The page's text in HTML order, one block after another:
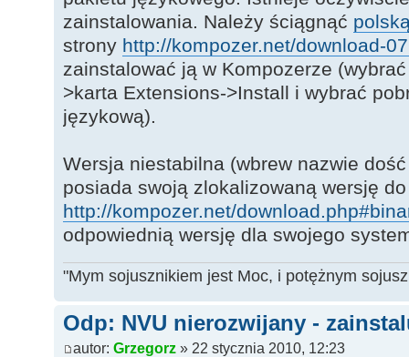
zainstalowania. Należy ściągnąć
strony http://kompozer.net/download-
zainstalować ją w Kompozerze
>karta Extensions->Install i wybrać
językową).
Wersja niestabilna (wbrew nazwie
posiada swoją zlokalizowaną wersję
http://kompozer.net/
odpowiednią wersję dla swojego
"Mym sojusznikiem jest Moc, i potężnym
Odp: NVU nierozwijany -
autor: Grzegorz» 22 stycznia 2010, 12:23